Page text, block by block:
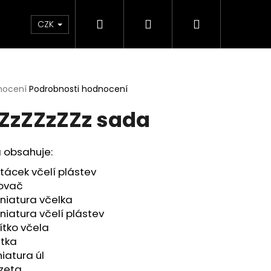
Pomůcky Tácky Sady
CZK Hledat PřihlášeníNákupní
Podrobnosti hodnocení
sada
obsahuje:
včelí plástev
včelka
včelí plástev
včela
úl